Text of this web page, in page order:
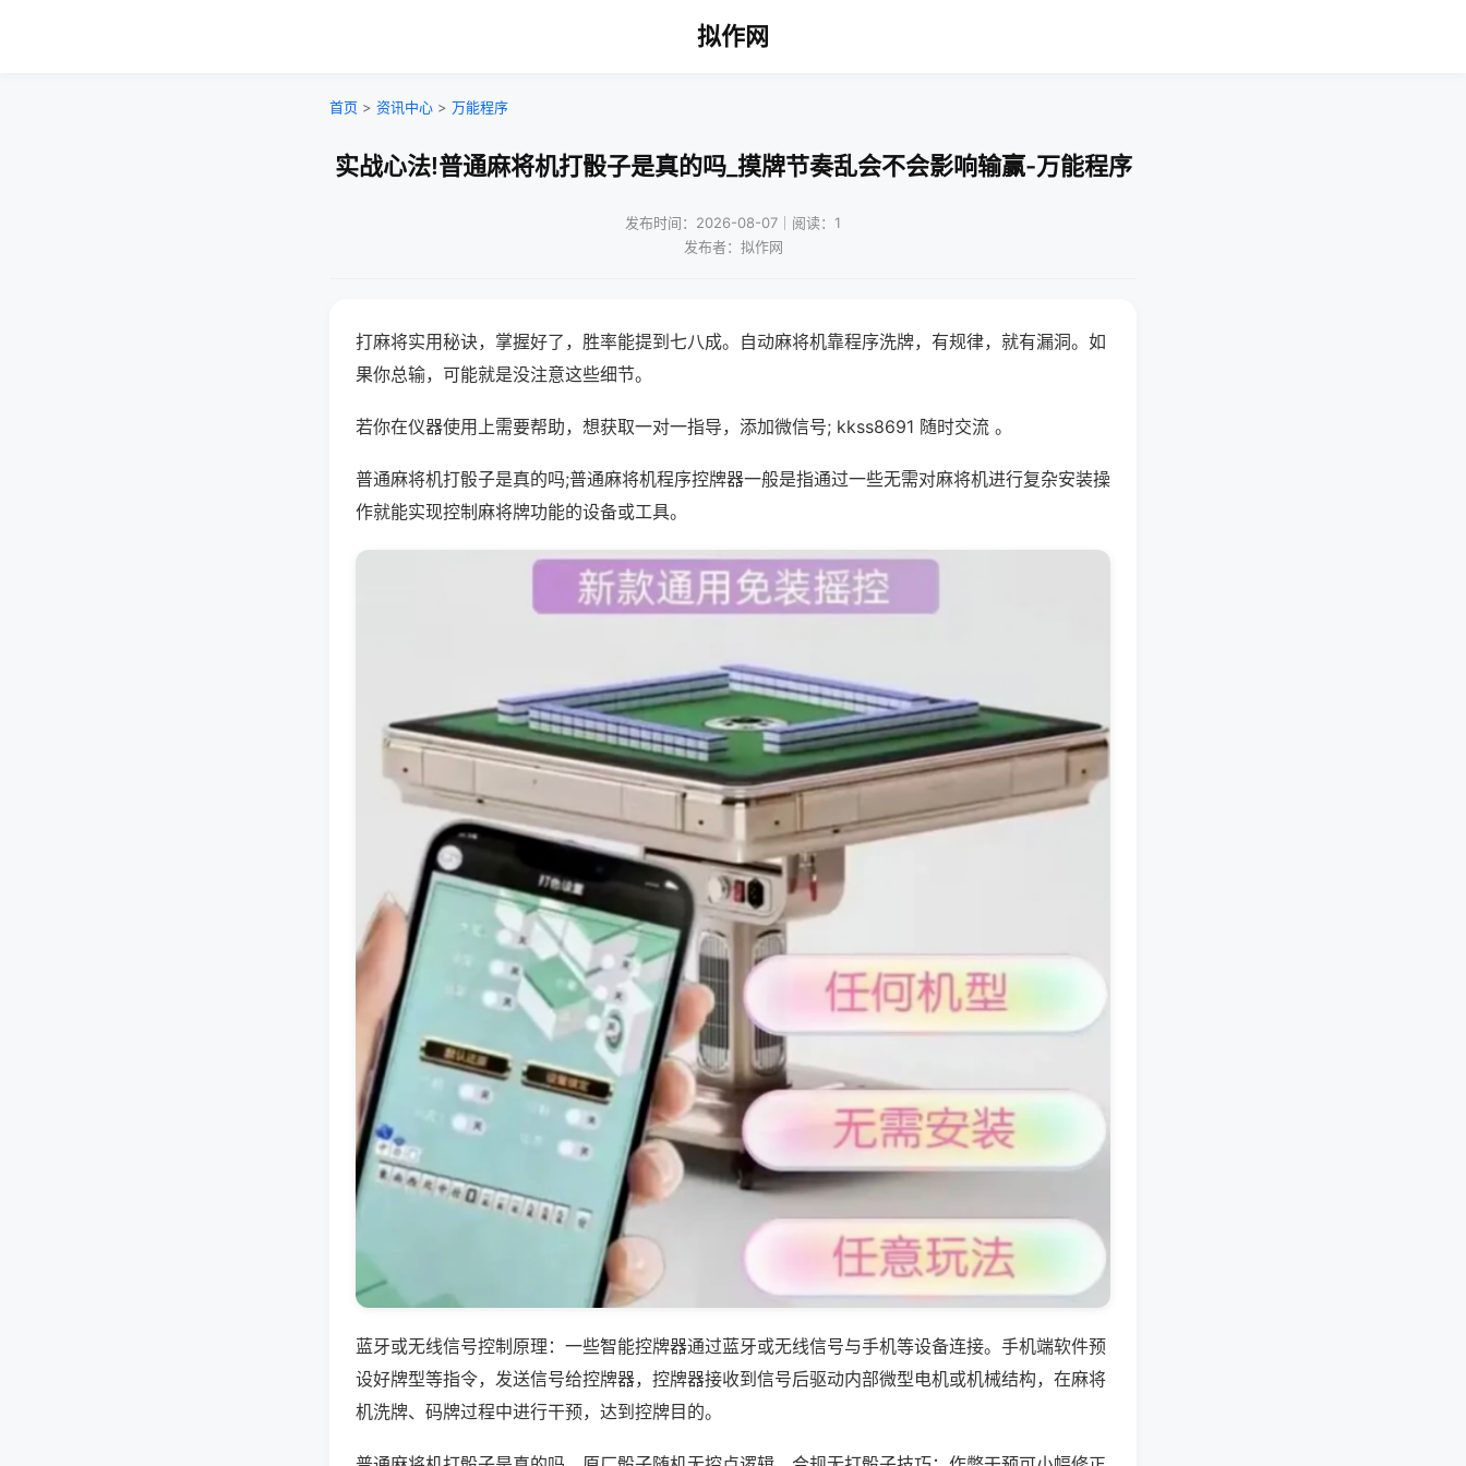
拟作网
首页 > 资讯中心 > 万能程序
实战心法!普通麻将机打骰子是真的吗_摸牌节奏乱会不会影响输赢-万能程序
发布时间：2026-08-07｜阅读：1
发布者：拟作网
打麻将实用秘诀，掌握好了，胜率能提到七八成。自动麻将机靠程序洗牌，有规律，就有漏洞。如
果你总输，可能就是没注意这些细节。
若你在仪器使用上需要帮助，想获取一对一指导，添加微信号; kkss8691 随时交流 。
普通麻将机打骰子是真的吗;普通麻将机程序控牌器一般是指通过一些无需对麻将机进行复杂安装操
作就能实现控制麻将牌功能的设备或工具。
蓝牙或无线信号控制原理：一些智能控牌器通过蓝牙或无线信号与手机等设备连接。手机端软件预
设好牌型等指令，发送信号给控牌器，控牌器接收到信号后驱动内部微型电机或机械结构，在麻将
机洗牌、码牌过程中进行干预，达到控牌目的。